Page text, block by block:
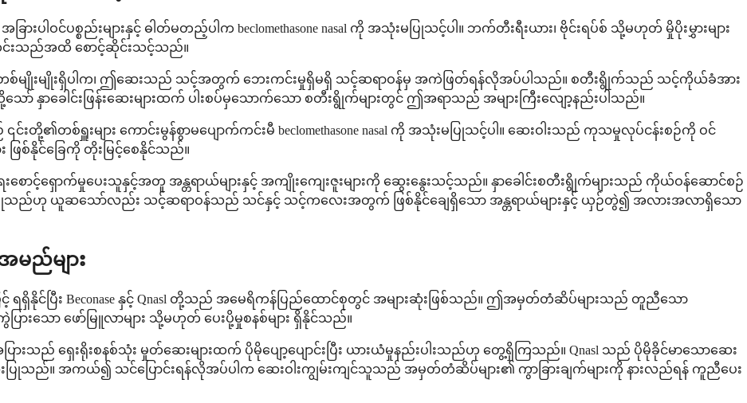
ားပါဝင်ပစ္စည်းများနှင့် ဓါတ်မတည့်ပါက beclomethasone nasal ကို အသုံးမပြုသင့်ပါ။ ဘက်တီးရီးယား၊ ဗိုင်းရပ်စ် သို့မဟုတ် မှိုပိုးမွှားများ
င်းသည်အထိ စောင့်ဆိုင်းသင့်သည်။
တစ်မျိုးမျိုးရှိပါက၊ ဤဆေးသည် သင့်အတွက် ဘေးကင်းမှုရှိမရှိ သင့်ဆရာဝန်မှ အကဲဖြတ်ရန်လိုအပ်ပါသည်။ စတီးရွိုက်သည် သင့်ကိုယ်ခံအား
ာ် နှာခေါင်းဖြန်းဆေးများထက် ပါးစပ်မှသောက်သော စတီးရွိုက်များတွင် ဤအရာသည် အများကြီးလျော့နည်းပါသည်။
၏တစ်ရှူးများ ကောင်းမွန်စွာမပျောက်ကင်းမီ beclomethasone nasal ကို အသုံးမပြုသင့်ပါ။ ဆေးဝါးသည် ကုသမှုလုပ်ငန်းစဉ်ကို ဝင်
စ်နိုင်ခြေကို တိုးမြင့်စေနိုင်သည်။
ာင့်ရှောက်မှုပေးသူနှင့်အတူ အန္တရာယ်များနှင့် အကျိုးကျေးဇူးများကို ဆွေးနွေးသင့်သည်။ နှာခေါင်းစတီးရွိုက်များသည် ကိုယ်ဝန်ဆောင်စဉ်
ြုံသည်ဟု ယူဆသော်လည်း သင့်ဆရာဝန်သည် သင်နှင့် သင့်ကလေးအတွက် ဖြစ်နိုင်ချေရှိသော အန္တရာယ်များနှင့် ယှဉ်တွဲ၍ အလားအလာရှိသော
မည်များ
ြင့် ရရှိနိုင်ပြီး Beconase နှင့် Qnasl တို့သည် အမေရိကန်ပြည်ထောင်စုတွင် အများဆုံးဖြစ်သည်။ ဤအမှတ်တံဆိပ်များသည် တူညီသော
ားသော ဖော်မြူလာများ သို့မဟုတ် ပေးပို့မှုစနစ်များ ရှိနိုင်သည်။
အပြားသည် ရှေးရိုးစနစ်သုံး မှုတ်ဆေးများထက် ပိုမိုပျော့ပျောင်းပြီး ယားယံမှုနည်းပါးသည်ဟု တွေ့ရှိကြသည်။ Qnasl သည် ပိုမိုခိုင်မာသောဆေး
ြုသည်။ အကယ်၍ သင်ပြောင်းရန်လိုအပ်ပါက ဆေးဝါးကျွမ်းကျင်သူသည် အမှတ်တံဆိပ်များ၏ ကွာခြားချက်များကို နားလည်ရန် ကူညီပေး